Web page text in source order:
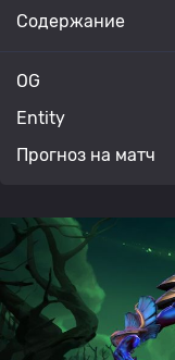
Содержание
OG
Entity
Прогноз на матч